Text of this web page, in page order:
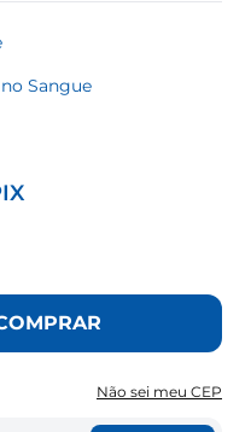
Sangue
Não sei meu CEP